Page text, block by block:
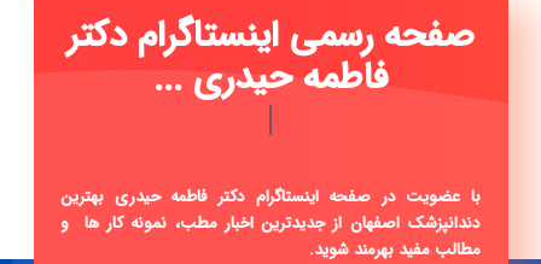
صفحه رسمی اینستاگرام دکتر
فاطمه حیدری ...
|
با عضویت در صفحه اینستاگرام دکتر فاطمه حیدری بهترین
دندانپزشک اصفهان از جدیدترین اخبار مطب، نمونه کار ها و
مطالب مفید بهرمند شوید.